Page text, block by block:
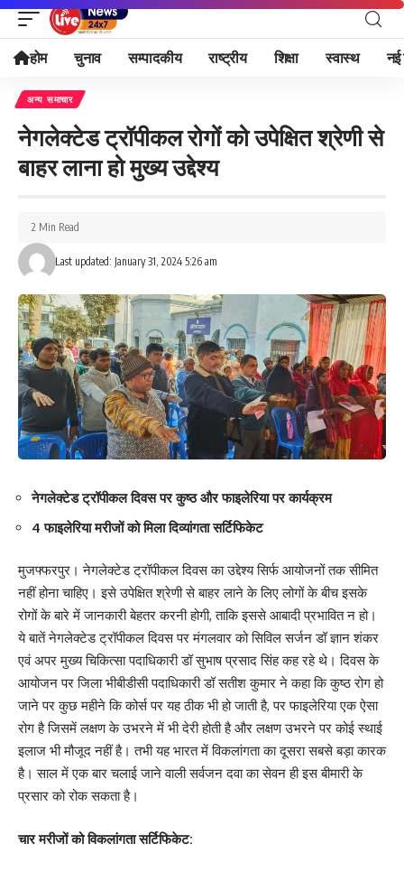
होम चुनाव सम्पादकीय राष्ट्रीय शिक्षा स्वास्थ नई
अन्य समाचार
नेगलेक्टेड ट्रॉपीकल रोगों को उपेक्षित श्रेणी से
बाहर लाना हो मुख्य उद्देश्य
Last updated: January 31, 2024 5:26 am
2 Min Read
नेगलेक्टेड ट्रॉपीकल दिवस पर कुष्ठ और फाइलेरिया पर कार्यक्रम
4 फाइलेरिया मरीजों को मिला दिव्यांगता सर्टिफिकेट
मुजफ्फरपुर। नेगलेक्टेड ट्रॉपीकल दिवस का उद्देश्य सिर्फ आयोजनों तक सीमित
नहीं होना चाहिए। इसे उपेक्षित श्रेणी से बाहर लाने के लिए लोगों के बीच इसके
रोगों के बारे में जानकारी बेहतर करनी होगी, ताकि इससे आबादी प्रभावित न हो।
ये बातें नेगलेक्टेड ट्रॉपीकल दिवस पर मंगलवार को सिविल सर्जन डॉ ज्ञान शंकर
एवं अपर मुख्य चिकित्सा पदाधिकारी डॉ सुभाष प्रसाद सिंह कह रहे थे। दिवस के
आयोजन पर जिला भीबीडीसी पदाधिकारी डॉ सतीश कुमार ने कहा कि कुष्ठ रोग हो
जाने पर कुछ महीने कि कोर्स पर यह ठीक भी हो जाती है, पर फाइलेरिया एक ऐसा
रोग है जिसमें लक्षण के उभरने में भी देरी होती है और लक्षण उभरने पर कोई स्थाई
इलाज भी मौजूद नहीं है। तभी यह भारत में विकलांगता का दूसरा सबसे बड़ा कारक
है। साल में एक बार चलाई जाने वाली सर्वजन दवा का सेवन ही इस बीमारी के
प्रसार को रोक सकता है।
चार मरीजों को विकलांगता सर्टिफिकेट: